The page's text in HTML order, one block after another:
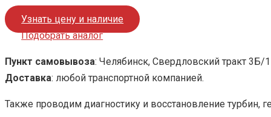
Узнать цену и наличие
Подобрать аналог
Пункт самовывоза: Челябинск, Свердловский тракт 3Б/1
Доставка: любой транспортной компанией.
Также проводим диагностику и восстановление турбин,